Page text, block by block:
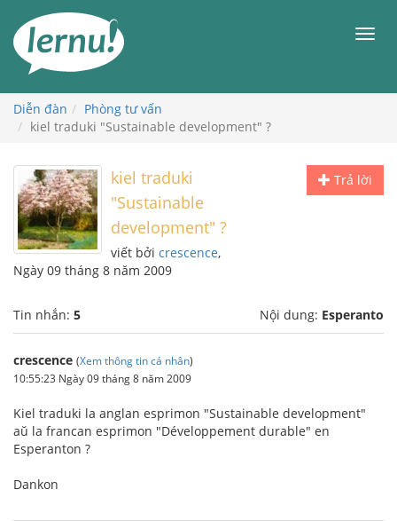
đến
phần
dung
Diễn đàn
Phòng tư vấn
kiel traduki "Sustainable development" ?
Trả lời
kiel traduki
"Sustainable
development" ?
viết bởi crescence,
Ngày 09 tháng 8 năm 2009
Tin nhắn: 5 Nội dung: Esperanto
crescence (Xem thông tin cá nhân)
10:55:23 Ngày 09 tháng 8 năm 2009
Kiel traduki la anglan esprimon "Sustainable development"
aŭ la francan esprimon "Développement durable" en
Esperanton ?
Dankon